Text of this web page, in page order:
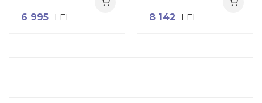
6 995 LEI 8 142 LEI